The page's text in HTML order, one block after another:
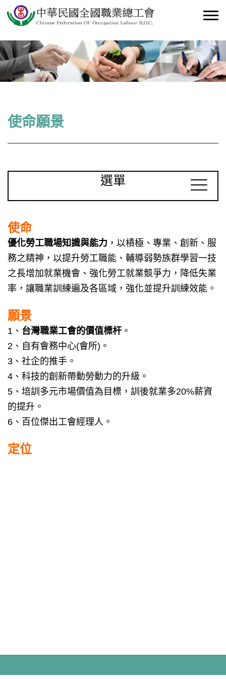
使命願景
選單
使命
優化勞工職場知識與能力 ，以樍極、專業、創新、服
務之精神，以提升勞工職能、輔導弱勢族群學習一技
之長增加就業機會、強化勞工就業競爭力，降低失業
率，讓職業訓練遍及各區域，強化並提升訓練效能。
願景
1、 台灣職業工會的價值標杆 。
2、自有會務中心(會所)。
3、社企的推手。
4、科技的創新帶動勞動力的升級。
5、培訓多元市場價值為目標，訓後就業多20%薪資
的提升。
6、百位傑出工會經理人。
定位